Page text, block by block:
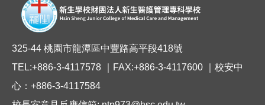
325-44 桃園市龍潭區中豐路高平段418號
TEL:+886-3-4117578 ｜FAX:+886-3-4117600 ｜校安中
心：+886-3-4117584